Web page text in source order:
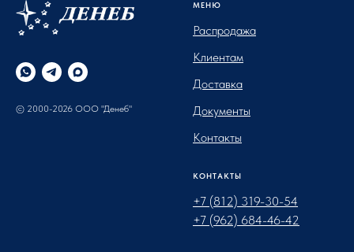
© 2000-2026 ООО "Денеб"
МЕНЮ
Распродажа
Клиентам
Доставка
Документы
Контакты
КОНТАКТЫ
+7 (812) 319-30-54
+7 (962) 684-46-42